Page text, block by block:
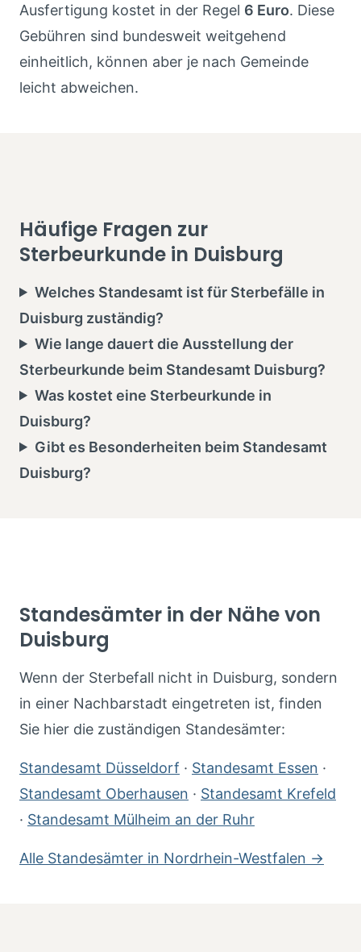
Ausfertigung kostet in der Regel 6 Euro. Diese
Gebühren sind bundesweit weitgehend
einheitlich, können aber je nach Gemeinde
leicht abweichen.
Häufige Fragen zur
Sterbeurkunde in Duisburg
Welches Standesamt ist für Sterbefälle in
Duisburg zuständig?
Wie lange dauert die Ausstellung der
Sterbeurkunde beim Standesamt Duisburg?
Was kostet eine Sterbeurkunde in
Duisburg?
Gibt es Besonderheiten beim Standesamt
Duisburg?
Standesämter in der Nähe von
Duisburg
Wenn der Sterbefall nicht in Duisburg, sondern
in einer Nachbarstadt eingetreten ist, finden
Sie hier die zuständigen Standesämter:
Standesamt Düsseldorf · Standesamt Essen ·
Standesamt Oberhausen · Standesamt Krefeld
· Standesamt Mülheim an der Ruhr
Alle Standesämter in Nordrhein-Westfalen →